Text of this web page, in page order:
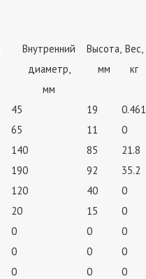
Внутренний
диаметр,
мм
Высота,
мм
Вес,
кг
45 19
0.461
65 11
0
140 85
21.8
190 92
35.2
120 40
0
20 15
0
0 0
0
0 0
0
0 0
0